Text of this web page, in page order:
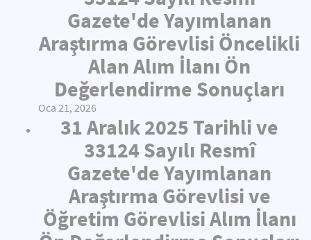
Gazete'de Yayımlanan
Araştırma Görevlisi Öncelikli
Alan Alım İlanı Ön
Değerlendirme Sonuçları
Oca 21, 2026
31 Aralık 2025 Tarihli ve
33124 Sayılı Resmî
Gazete'de Yayımlanan
Araştırma Görevlisi ve
Öğretim Görevlisi Alım İlanı